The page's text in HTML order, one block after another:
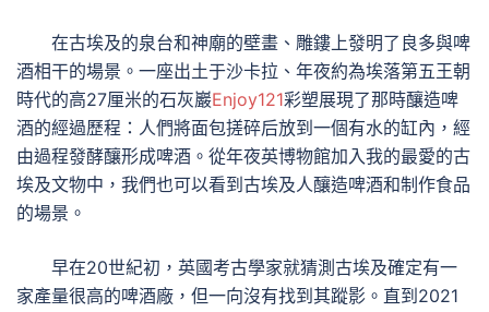
在古埃及的泉台和神廟的壁畫、雕鏤上發明了良多與啤
酒相干的場景。一座出土于沙卡拉、年夜約為埃落第五王朝
時代的高27厘米的石灰巖Enjoy121彩塑展現了那時釀造啤
酒的經過歷程：人們將面包搓碎后放到一個有水的缸內，經
由過程發酵釀形成啤酒。從年夜英博物館加入我的最愛的古
埃及文物中，我們也可以看到古埃及人釀造啤酒和制作食品
的場景。
早在20世紀初，英國考古學家就猜測古埃及確定有一
家產量很高的啤酒廠，但一向沒有找到其蹤影。直到2021